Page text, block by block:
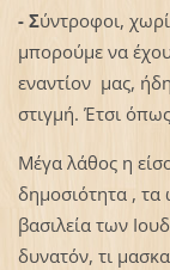
- Σύντροφοι,
μπορούμε να
εναντίον μας,
στιγμή. Έτσι
Μέγα λάθος η
δημοσιότητα , τα
βασιλεία των
δυνατόν, τι